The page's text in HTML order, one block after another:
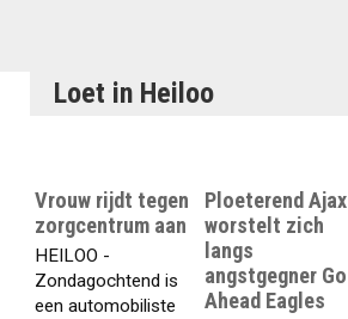
Loet in Heiloo
Vrouw rijdt tegen
zorgcentrum aan
HEILOO -
Zondagochtend is
een automobiliste
Ploeterend Ajax
worstelt zich
langs
angstgegner Go
Ahead Eagles